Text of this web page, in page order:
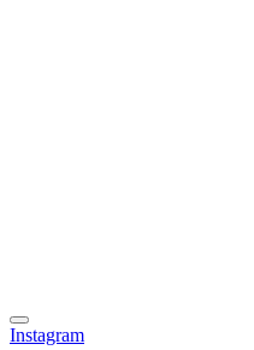
Instagram